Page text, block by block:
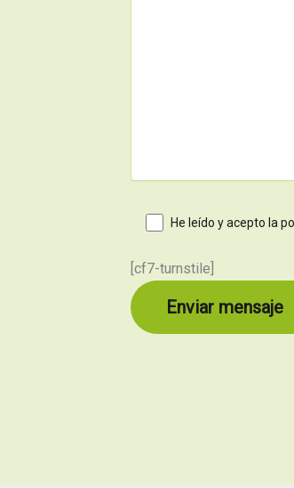
He leído y acepto la
[cf7-turnstile]